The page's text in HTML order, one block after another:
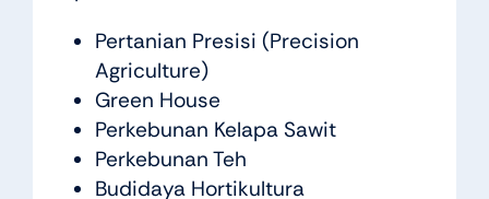
Pertanian Presisi (Precision
Agriculture)
Green House
Perkebunan Kelapa Sawit
Perkebunan Teh
Budidaya Hortikultura